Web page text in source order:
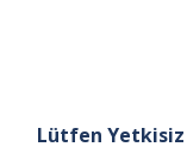
Lütfen